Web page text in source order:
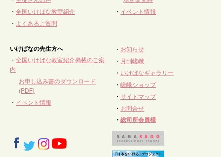
・ 全国いけばな教室紹介
・ よくあるご質問
・ イベント情報
いけばなの先生方へ
・ 全国いけばな教室紹介掲載のご案
内
お申し込み書のダウンロード
(PDF)
・ イベント情報
・ お知らせ
・ 月刊嵯峨
・ いけばなギャラリー
・嵯峨ショップ
・サイトマップ
・ お問合せ
・総司所会員様